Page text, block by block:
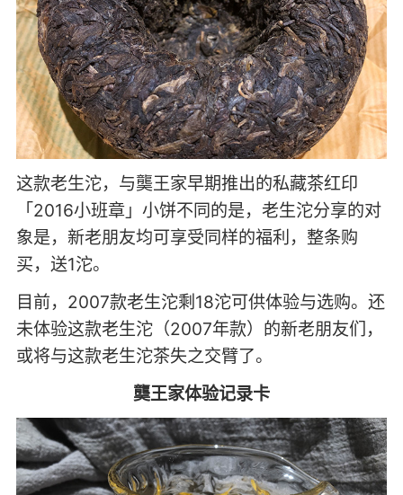
这款老生沱，与龑王家早期推出的私藏茶红印
「2016小班章」小饼不同的是，老生沱分享的对
象是，新老朋友均可享受同样的福利，整条购
买，送1沱。
目前，2007款老生沱剩18沱可供体验与选购。还
未体验这款老生沱（2007年款）的新老朋友们，
或将与这款老生沱茶失之交臂了。
龑王家体验记录卡